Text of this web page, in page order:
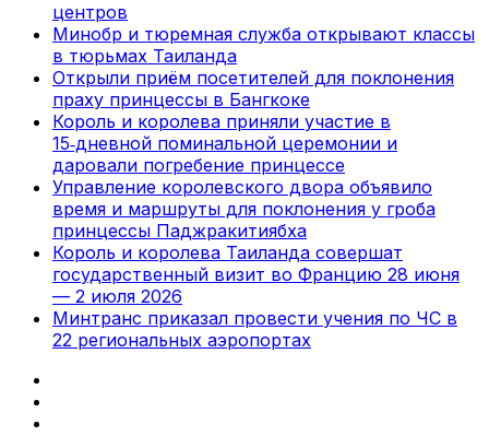
центров
Минобр и тюремная служба открывают классы
в тюрьмах Таиланда
Открыли приём посетителей для поклонения
праху принцессы в Бангкоке
Король и королева приняли участие в
15‑дневной поминальной церемонии и
даровали погребение принцессе
Управление королевского двора объявило
время и маршруты для поклонения у гроба
принцессы Паджракитиябха
Король и королева Таиланда совершат
государственный визит во Францию 28 июня
— 2 июля 2026
Минтранс приказал провести учения по ЧС в
22 региональных аэропортах